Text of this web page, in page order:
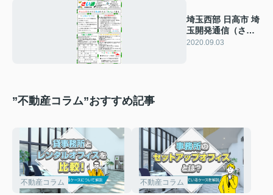
埼玉西部 日高市 埼
玉開発通信（さい
通）9月号
2020.09.03
”不動産コラム”おすすめ記事
不動産コラム 不動産コラム